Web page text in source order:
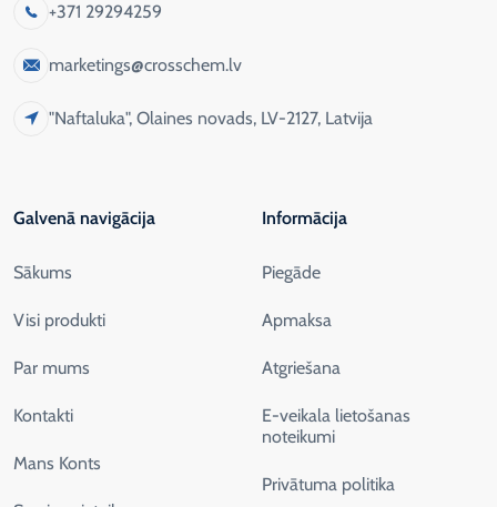
+371 29294259
marketings@crosschem.lv
"Naftaluka", Olaines novads, LV-2127, Latvija
Galvenā navigācija
Sākums
Visi produkti
Par mums
Kontakti
Mans Konts
Informācija
Piegāde
Apmaksa
Atgriešana
E-veikala lietošanas
noteikumi
Privātuma politika